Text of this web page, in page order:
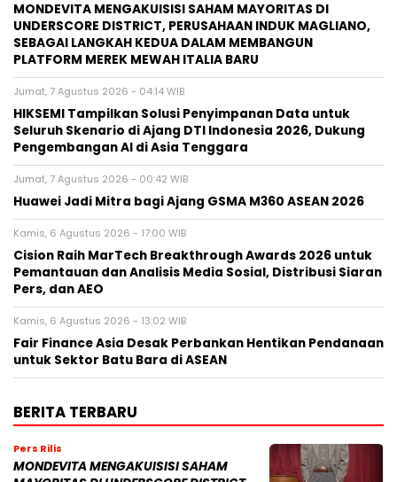
MONDEVITA MENGAKUISISI SAHAM MAYORITAS DI
UNDERSCORE DISTRICT, PERUSAHAAN INDUK MAGLIANO,
SEBAGAI LANGKAH KEDUA DALAM MEMBANGUN
PLATFORM MEREK MEWAH ITALIA BARU
Jumat, 7 Agustus 2026 - 04:14 WIB
HIKSEMI Tampilkan Solusi Penyimpanan Data untuk
Seluruh Skenario di Ajang DTI Indonesia 2026, Dukung
Pengembangan AI di Asia Tenggara
Jumat, 7 Agustus 2026 - 00:42 WIB
Huawei Jadi Mitra bagi Ajang GSMA M360 ASEAN 2026
Kamis, 6 Agustus 2026 - 17:00 WIB
Cision Raih MarTech Breakthrough Awards 2026 untuk
Pemantauan dan Analisis Media Sosial, Distribusi Siaran
Pers, dan AEO
Kamis, 6 Agustus 2026 - 13:02 WIB
Fair Finance Asia Desak Perbankan Hentikan Pendanaan
untuk Sektor Batu Bara di ASEAN
BERITA TERBARU
Pers Rilis
MONDEVITA MENGAKUISISI SAHAM